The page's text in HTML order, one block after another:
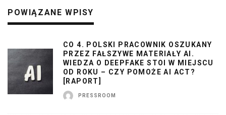
POWIĄZANE WPISY
CO 4. POLSKI PRACOWNIK OSZUKANY
PRZEZ FAŁSZYWE MATERIAŁY AI.
WIEDZA O DEEPFAKE STOI W MIEJSCU
OD ROKU – CZY POMOŻE AI ACT?
[RAPORT]
PRESSROOM